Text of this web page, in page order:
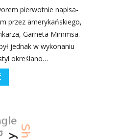
pier­wot­nie napi­sa­
przez ame­ry­kań­skie­go,
Gar­ne­ta Mim­m­sa.
jed­nak w wyko­na­niu
okre­śla­no…